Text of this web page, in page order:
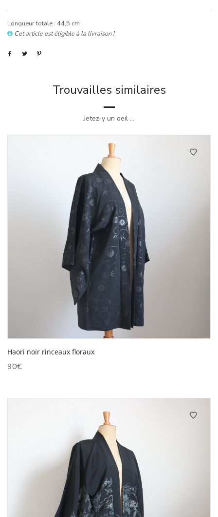
Longueur totale : 44,5 cm
Cet article est éligible à la livraison !
Trouvailles similaires
Jetez-y un oeil ...
Haori noir rinceaux floraux
90€